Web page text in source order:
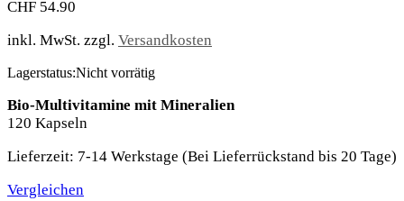
CHF 54.90
inkl. MwSt. zzgl. Versandkosten
Lagerstatus:Nicht vorrätig
Bio-Multivitamine mit Mineralien
120 Kapseln
Lieferzeit: 7-14 Werkstage (Bei Lieferrückstand bis 20 Tage)
Vergleichen